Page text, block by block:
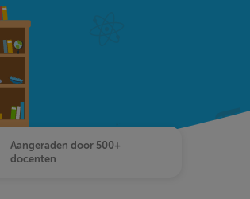
Aangeraden door 500+
docenten